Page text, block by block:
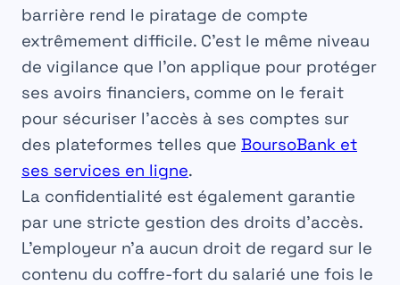
barrière rend le piratage de compte
extrêmement difficile. C’est le même niveau
de vigilance que l’on applique pour protéger
ses avoirs financiers, comme on le ferait
pour sécuriser l’accès à ses comptes sur
des plateformes telles que BoursoBank et
ses services en ligne.
La confidentialité est également garantie
par une stricte gestion des droits d’accès.
L’employeur n’a aucun droit de regard sur le
contenu du coffre-fort du salarié une fois le